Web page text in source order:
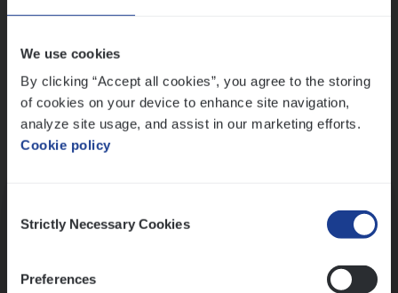
We use cookies
By clicking “Accept all cookies”, you agree to the storing
of cookies on your device to enhance site navigation,
analyze site usage, and assist in our marketing efforts.
Cookie policy
Selection
Strictly Necessary Cookies
Preferences